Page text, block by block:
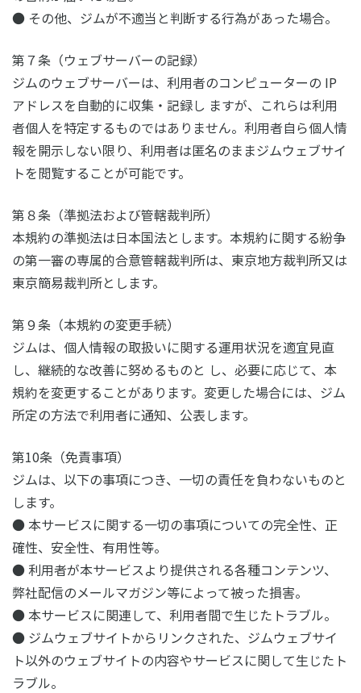
● その他、ジムが不適当と判断する行為があった場合。
第７条（ウェブサーバーの記録）
ジムのウェブサーバーは、利用者のコンピューターの IP
アドレスを自動的に収集・記録し ますが、これらは利用
者個人を特定するものではありません。利用者自ら個人情
報を開示しない限り、利用者は匿名のままジムウェブサイ
トを閲覧することが可能です。
第８条（準拠法および管轄裁判所）
本規約の準拠法は日本国法とします。本規約に関する紛争
の第一審の専属的合意管轄裁判所は、東京地方裁判所又は
東京簡易裁判所とします。
第９条（本規約の変更手続）
ジムは、個人情報の取扱いに関する運用状況を適宜見直
し、継続的な改善に努めるものと し、必要に応じて、本
規約を変更することがあります。変更した場合には、ジム
所定の方法で利用者に通知、公表します。
第10条（免責事項）
ジムは、以下の事項につき、一切の責任を負わないものと
します。
● 本サービスに関する一切の事項についての完全性、正
確性、安全性、有用性等。
● 利用者が本サービスより提供される各種コンテンツ、
弊社配信のメールマガジン等によって被った損害。
● 本サービスに関連して、利用者間で生じたトラブル。
● ジムウェブサイトからリンクされた、ジムウェブサイ
ト以外のウェブサイトの内容やサービスに関して生じたト
ラブル。